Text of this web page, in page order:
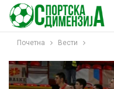
Почетна Вести